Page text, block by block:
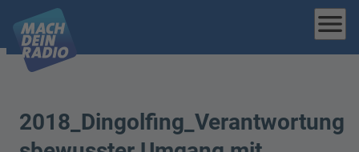
menu
2018_Dingolfing_Verantwortung